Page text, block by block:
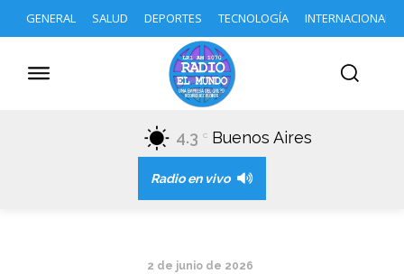
GENERAL SALUD DEPORTES TECNOLOGÍA INTERNACIONAL
4.3 C Buenos Aires
Radio en vivo
2 de junio de 2026